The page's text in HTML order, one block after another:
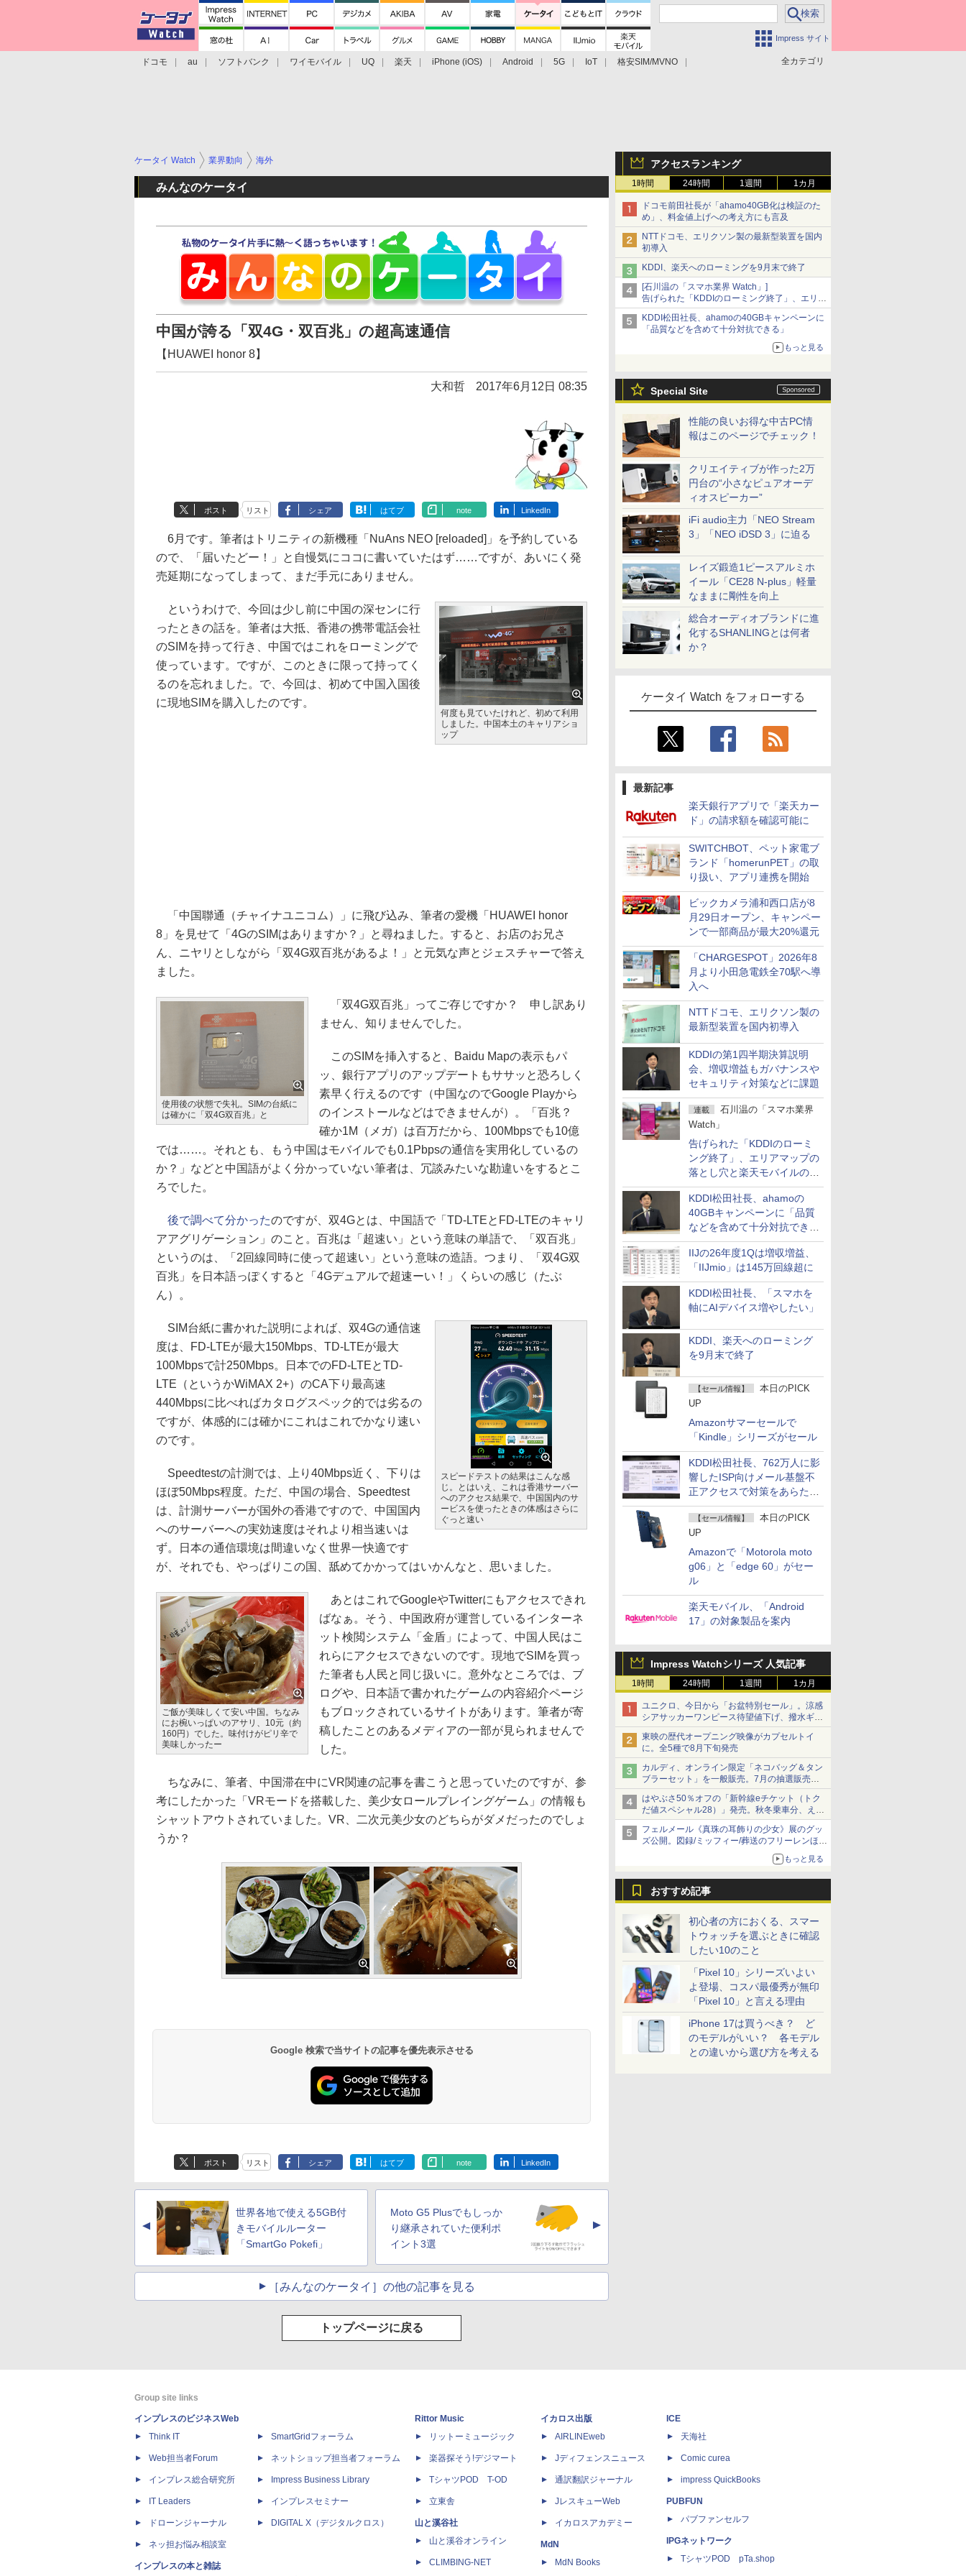
Impress サイト
全カテゴリ
ドコモ au ソフトバンク ワイモバイル UQ 楽天 iPhone (iOS) Android 5G IoT
格安SIM/MVNO
アクセスランキング
1時間 24時間 1週間 1カ月
ドコモ前田社長が「ahamo40GB化は検証のた
め」、料金値上げへの考え方にも言及
NTTドコモ、エリクソン製の最新型装置を国内
初導入
KDDI、楽天へのローミングを9月末で終了
[石川温の「スマホ業界 Watch」]
告げられた「KDDIのローミング終了」、エリア
マップの落とし穴と楽天モバイルの課題
KDDI松田社長、ahamoの40GBキャンペーンに
「品質などを含めて十分対抗できる」
もっと見る
Special Site
性能の良いお得な中古PC情
報はこのページでチェック！
クリエイティブが作った2万
円台の“小さなピュアオーデ
ィオスピーカー”
iFi audio主力「NEO Stream
3」「NEO iDSD 3」に迫る
レイズ鍛造1ピースアルミホ
イール「CE28 N-plus」軽量
なままに剛性を向上
総合オーディオブランドに進
化するSHANLINGとは何者
か？
ケータイ Watch をフォローする
最新記事
楽天銀行アプリで「楽天カー
ド」の請求額を確認可能に
SWITCHBOT、ペット家電ブ
ランド「homerunPET」の取
り扱い、アプリ連携を開始
ビックカメラ浦和西口店が8
月29日オープン、キャンペー
ンで一部商品が最大20%還元
「CHARGESPOT」2026年8
月より小田急電鉄全70駅へ導
入へ
NTTドコモ、エリクソン製の
最新型装置を国内初導入
KDDIの第1四半期決算説明
会、増収増益もガバナンスや
セキュリティ対策などに課題
連載
石川温の「スマホ業界
Watch」
告げられた「KDDIのローミ
ング終了」、エリアマップの
落とし穴と楽天モバイルの課
題
KDDI松田社長、ahamoの
40GBキャンペーンに「品質
などを含めて十分対抗でき
る」
IIJの26年度1Qは増収増益、
「IIJmio」は145万回線超に
KDDI松田社長、「スマホを
軸にAIデバイス増やしたい」
KDDI、楽天へのローミング
を9月末で終了
【セール情報】
本日のPICK
UP
Amazonサマーセールで
「Kindle」シリーズがセール
KDDI松田社長、762万人に影
響したISP向けメール基盤不
正アクセスで対策をあらため
て説明
【セール情報】
本日のPICK
UP
Amazonで「Motorola moto
g06」と「edge 60」がセー
ル
楽天モバイル、「Android
17」の対象製品を案内
Impress Watchシリーズ 人気記事
1時間 24時間 1週間 1カ月
ユニクロ、今日から「お盆特別セール」。涼感
シアサッカーワンピース待望値下げ、撥水ギア
ショーツは1990円に
東映の歴代オープニング映像がカプセルトイ
に。全5種で8月下旬発売
カルディ、オンライン限定「ネコバッグ＆タン
ブラーセット」を一般販売。7月の抽選販売の
当選無効分
はやぶさ50％オフの「新幹線eチケット（トク
だ値スペシャル28）」発売。秋冬乗車分、えき
ねっと限定
フェルメール《真珠の耳飾りの少女》展のグッ
ズ公開。図録/ミッフィー/葬送のフリーレンほ
もっと見る
おすすめ記事
初心者の方におくる、スマー
トウォッチを選ぶときに確認
したい10のこと
「Pixel 10」シリーズいよい
よ登場、コスパ最優秀が無印
「Pixel 10」と言える理由
iPhone 17は買うべき？ ど
のモデルがいい？ 各モデル
との違いから選び方を考える
ケータイ Watch 業界動向 海外
みんなのケータイ
中国が誇る「双4G・双百兆」の超高速通信
【HUAWEI honor 8】
大和哲 2017年6月12日 08:35
ポスト リスト シェア はてブ note LinkedIn
6月です。筆者はトリニティの新機種「NuAns NEO [reloaded]」を予約している
ので、「届いたどー！」と自慢気にココに書いていたはず……ですが、あいにく発
売延期になってしまって、まだ手元にありません。
何度も見ていたけれど、初めて利用
しました。中国本土のキャリアショ
ップ
というわけで、今回は少し前に中国の深センに行
ったときの話を。筆者は大抵、香港の携帯電話会社
のSIMを持って行き、中国ではこれをローミングで
使っています。ですが、このときに限って持ってく
るのを忘れました。で、今回は、初めて中国入国後
に現地SIMを購入したのです。
「中国聯通（チャイナユニコム）」に飛び込み、筆者の愛機「HUAWEI honor
8」を見せて「4GのSIMはありますか？」と尋ねました。すると、お店のお兄さ
ん、ニヤリとしながら「双4G双百兆があるよ！」と元気な声とジェスチャーで答え
ました。
使用後の状態で失礼。SIMの台紙に
は確かに「双4G双百兆」と
「双4G双百兆」ってご存じですか？ 申し訳あり
ません、知りませんでした。
このSIMを挿入すると、Baidu Mapの表示もパ
ッ、銀行アプリのアップデートもササッと恐ろしく
素早く行えるのです（中国なのでGoogle Playから
のインストールなどはできませんが）。「百兆？
確か1M（メガ）は百万だから、100Mbpsでも10億
では……。それとも、もう中国はモバイルでも0.1Pbpsの通信を実用化しているの
か？」などと中国語がよく分かっていない筆者は、冗談みたいな勘違いをするとこ
ろでした。
後で調べて分かったのですが、双4Gとは、中国語で「TD-LTEとFD-LTEのキャリ
アアグリゲーション」のこと。百兆は「超速い」という意味の単語で、「双百兆」
というのは、「2回線同時に使って超速い」という意味の造語。つまり、「双4G双
百兆」を日本語っぽくすると「4Gデュアルで超速ーい！」くらいの感じ（たぶ
ん）。
スピードテストの結果はこんな感
じ。とはいえ、これは香港サーバー
へのアクセス結果で、中国国内のサ
ービスを使ったときの体感はさらに
ぐっと速い
SIM台紙に書かれた説明によれば、双4Gの通信速
度は、FD-LTEが最大150Mbps、TD-LTEが最大
100Mbpsで計250Mbps。日本でのFD-LTEとTD-
LTE（というかWiMAX 2+）のCA下り最高速
440Mbpsに比べればカタログスペック的では劣るの
ですが、体感的には確かにこれはこれでかなり速い
のです。
Speedtestの計測では、上り40Mbps近く、下りは
ほぼ50Mbps程度。ただ、中国の場合、Speedtest
は、計測サーバーが国外の香港ですので、中国国内
へのサーバーへの実効速度はそれより相当速いは
ず。日本の通信環境は間違いなく世界一快適です
が、それでも、やっぱりこの国、舐めてかかってはいかんなと、思いました。
ご飯が美味しくて安い中国。ちなみ
にお椀いっぱいのアサリ、10元（約
160円）でした。味付けがピリ辛で
美味しかったー
あとはこれでGoogleやTwitterにもアクセスできれ
ばなぁ。そう、中国政府が運営しているインターネ
ット検閲システム「金盾」によって、中国人民はこ
れらにアクセスできないのです。現地でSIMを買っ
た筆者も人民と同じ扱いに。意外なところでは、ブ
ログや、日本語で書かれたゲームの内容紹介ページ
もブロックされているサイトがあります。筆者が寄
稿したことのあるメディアの一部が見られませんで
した。
ちなみに、筆者、中国滞在中にVR関連の記事を書こうと思っていたのですが、参
考にしたかった「VRモードを搭載した、美少女ロールプレイングゲーム」の情報も
シャットアウトされていました。VR、二次元美少女のどちらがダメだったのでしょ
うか？
Google 検索で当サイトの記事を優先表示させる
ポスト リスト シェア はてブ note LinkedIn
▲
世界各地で使える5GB付
きモバイルルーター
「SmartGo Pokefi」
Moto G5 Plusでもしっか
り継承されていた便利ポ
イント3選
▲
［みんなのケータイ］の他の記事を見る
トップページに戻る
Group site links
インプレスのビジネスWeb
Think IT
Web担当者Forum
インプレス総合研究所
IT Leaders
ドローンジャーナル
ネッ担お悩み相談室
インプレスの本と雑誌
SmartGridフォーラム
ネットショップ担当者フォーラム
Impress Business Library
インプレスセミナー
DIGITAL X（デジタルクロス）
Rittor Music
リットーミュージック
楽器探そう!デジマート
TシャツPOD T-OD
立東舎
山と溪谷社
山と溪谷オンライン
CLIMBING-NET
イカロス出版
AIRLINEweb
Jディフェンスニュース
通訳翻訳ジャーナル
JレスキューWeb
イカロスアカデミー
MdN
MdN Books
ICE
天海社
Comic curea
impress QuickBooks
PUBFUN
パブファンセルフ
IPGネットワーク
TシャツPOD pTa.shop